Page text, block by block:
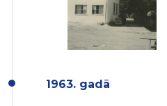
1963. gadā